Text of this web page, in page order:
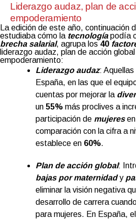
Liderazgo audaz, plan de
empoderamiento
La edición de este año, continuación
estudiaba cómo la tecnologíapodía
brecha salarial, agrupa los 40
liderazgo audaz, plan de acción
empoderamiento:
Liderazgo audaz:
España, en las que el
cuentas por mejorar la
un 55% más proclives a
participación de mujeresen
comparación con la cifra a
establece en 60%.
Plan de acción global:
bajas por maternidady
eliminar la visión negativa
desarrollo de carrera
para mujeres. En España, el